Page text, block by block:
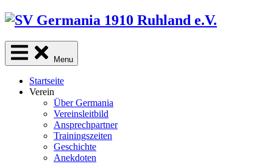
Skip
content
Menu
Startseite
Verein
Über Germania
Vereinsleitbild
Ansprechpartner
Trainingszeiten
Geschichte
Anekdoten